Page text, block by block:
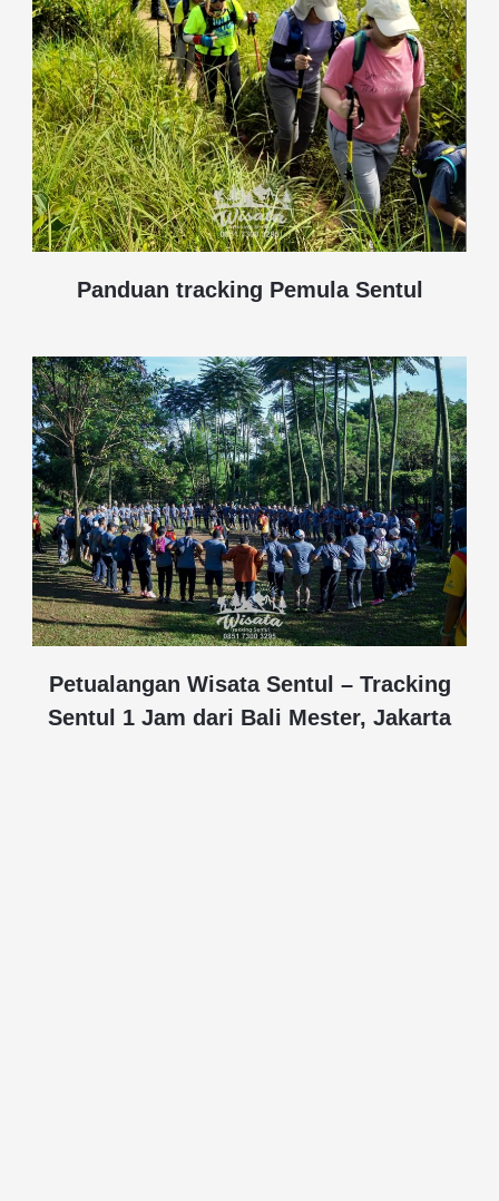
Panduan tracking Pemula Sentul
Petualangan Wisata Sentul – Tracking
Sentul 1 Jam dari Bali Mester, Jakarta